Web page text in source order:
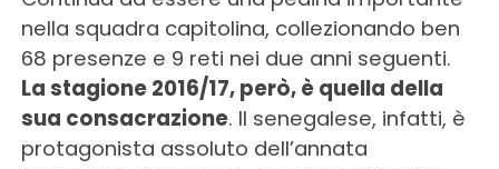
nella squadra capitolina, collezionando ben
68 presenze e 9 reti nei due anni seguenti.
La stagione 2016/17, però, è quella della
sua consacrazione. Il senegalese, infatti, è
protagonista assoluto dell’annata